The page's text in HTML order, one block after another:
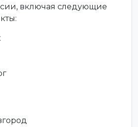
включая следующие